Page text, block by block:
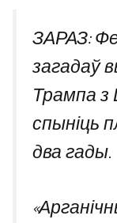
ЗАРАЗ:
загадаў
Трампа з
спыніць
два гады.